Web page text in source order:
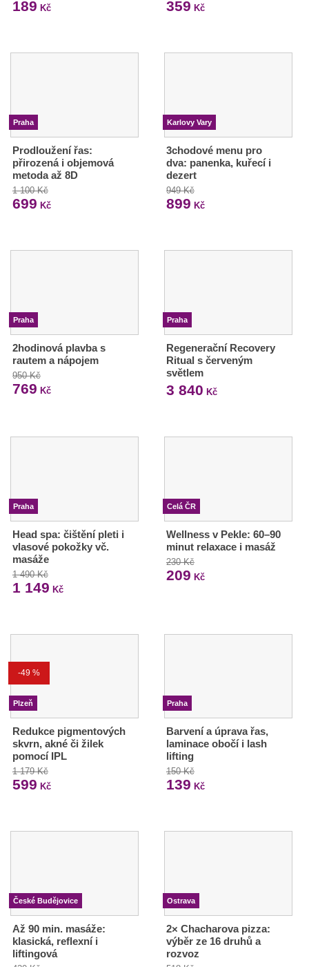
189 Kč 359 Kč
Praha
Prodloužení řas:
přirozená i objemová
metoda až 8D
1 100 Kč
699 Kč
Karlovy Vary
3chodové menu pro
dva: panenka, kuřecí i
dezert
949 Kč
899 Kč
Praha
2hodinová plavba s
rautem a nápojem
950 Kč
769 Kč
Praha
Regenerační Recovery
Ritual s červeným
světlem
3 840 Kč
Praha
Head spa: čištění pleti i
vlasové pokožky vč.
masáže
1 490 Kč
1 149 Kč
Celá ČR
Wellness v Pekle: 60–90
minut relaxace i masáž
230 Kč
209 Kč
-49 %
Plzeň
Redukce pigmentových
skvrn, akné či žilek
pomocí IPL
1 179 Kč
599 Kč
Praha
Barvení a úprava řas,
laminace obočí i lash
lifting
150 Kč
139 Kč
České Budějovice
Až 90 min. masáže:
klasická, reflexní i
liftingová
Ostrava
2× Chacharova pizza:
výběr ze 16 druhů a
rozvoz